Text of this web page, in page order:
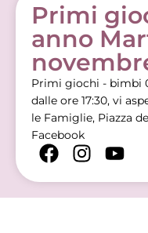
Primi
anno
Primi giochi - bimbi
dalle ore 17:30, vi
le Famiglie, Piazza
Facebook